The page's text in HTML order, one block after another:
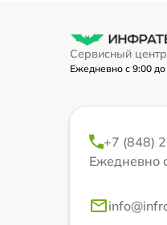
Сервисный
Ежедневно с 9:00
+7 (848)
Ежедневно